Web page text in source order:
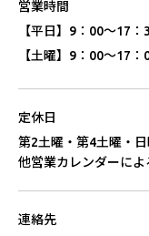
営業時間
【平⽇】 9：00〜17：
【⼟曜】 9：00〜17：
定休⽇
第2⼟曜・第4⼟曜・⽇
他営業カレンダーによ
連絡先